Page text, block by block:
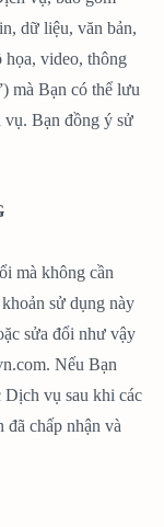
dữ liệu, văn bản,
họa, video, thông
mà Bạn có thể lưu
vụ. Bạn đồng ý sử
mà không cần
sử dụng này
sửa đổi như vậy
Nếu Bạn
Dịch vụ sau khi các
đã chấp nhận và